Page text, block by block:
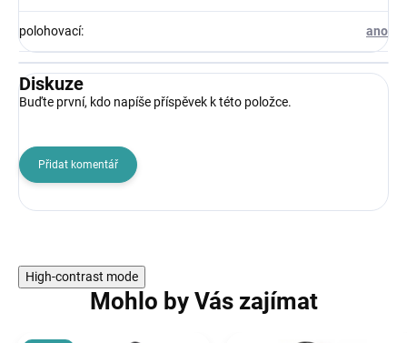
polohovací: ano
Diskuze
Buďte první, kdo napíše příspěvek k této položce.
Přidat komentář
High-contrast mode
Mohlo by Vás zajímat